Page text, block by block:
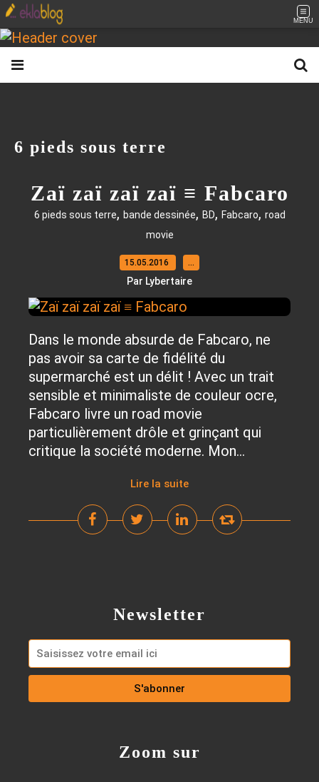
MENU
6 pieds sous terre
Zaï zaï zaï zaï ≡ Fabcaro
6 pieds sous terre, bande dessinée, BD, Fabcaro, road
movie
15.05.2016 …
Par Lybertaire
Dans le monde absurde de Fabcaro, ne
pas avoir sa carte de fidélité du
supermarché est un délit ! Avec un trait
sensible et minimaliste de couleur ocre,
Fabcaro livre un road movie
particulièrement drôle et grinçant qui
critique la société moderne. Mon...
Lire la suite
Newsletter
Zoom sur